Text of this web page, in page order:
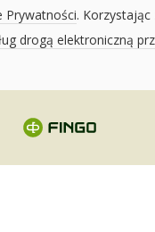
Prywatności.
drogą elektroniczną